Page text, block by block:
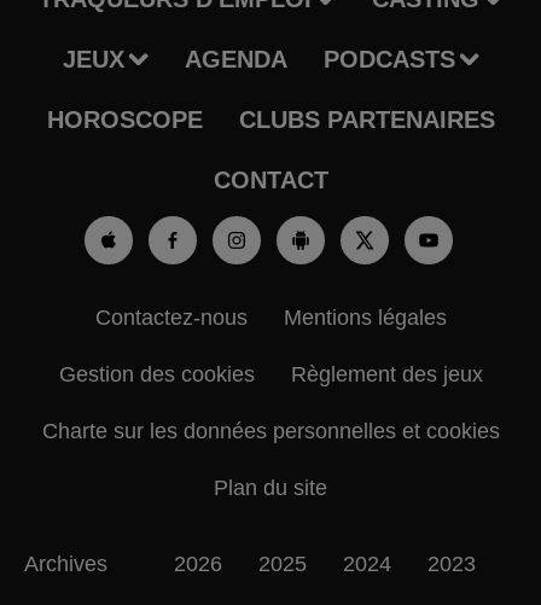
JEUX AGENDA PODCASTS
HOROSCOPE CLUBS PARTENAIRES
CONTACT
Contactez-nous Mentions légales
Gestion des cookies Règlement des jeux
Charte sur les données personnelles et cookies
Plan du site
Archives 2026 2025 2024 2023